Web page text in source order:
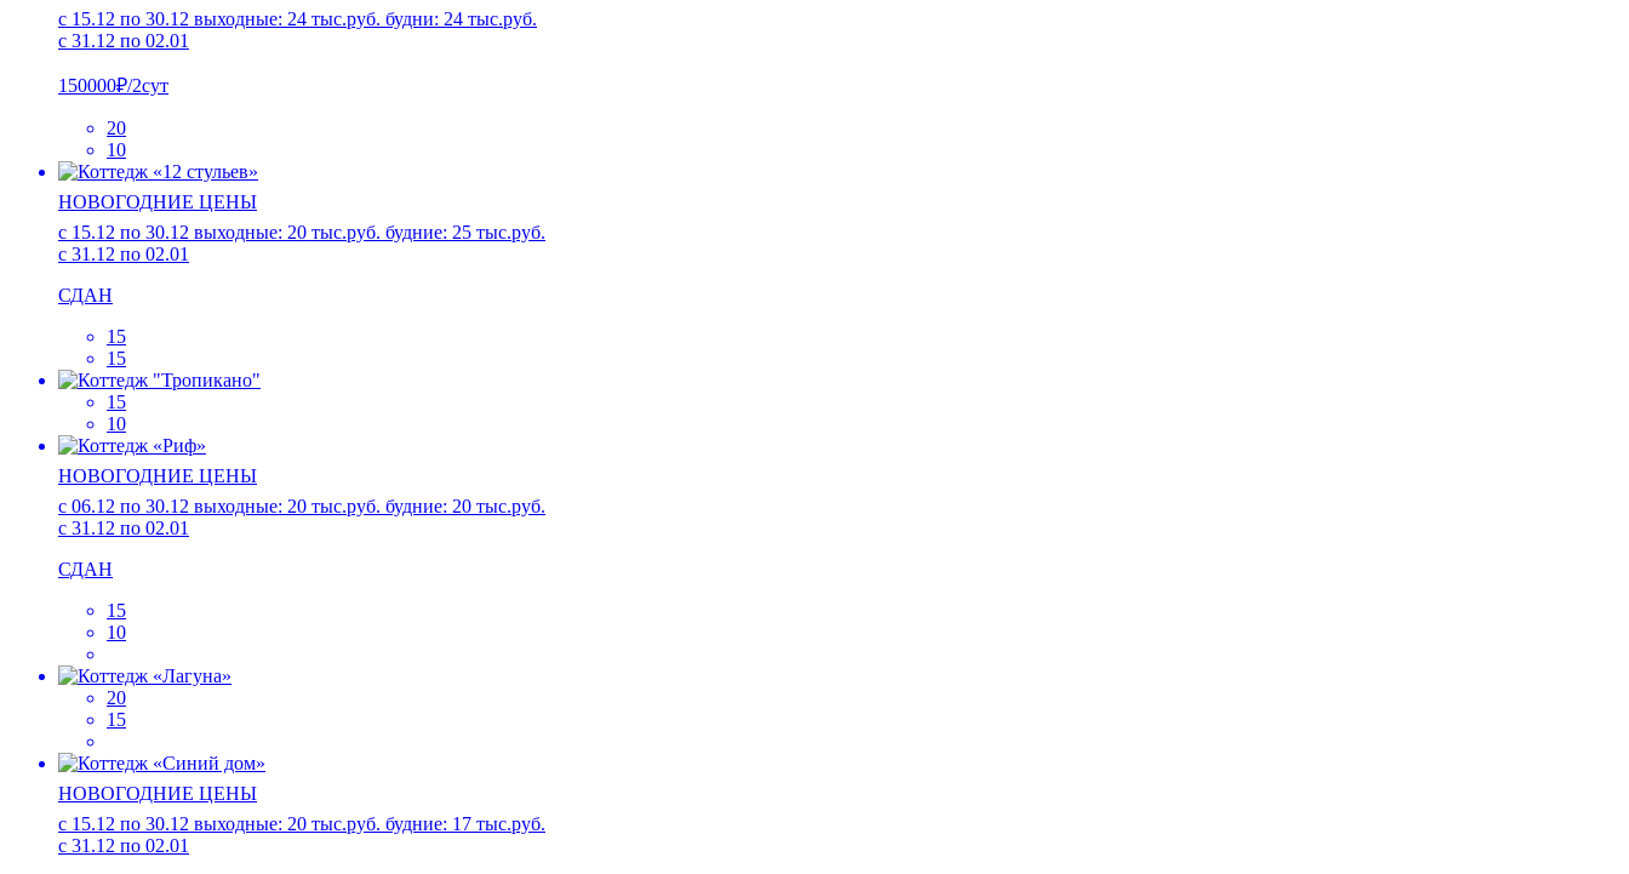
с 15.12 по 30.12 выходные: 24 тыс.руб. будни: 24 тыс.руб.
с 31.12 по 02.01
150000₽/2сут
20
10
НОВОГОДНИЕ ЦЕНЫ
с 15.12 по 30.12 выходные: 20 тыс.руб. будние: 25 тыс.руб.
с 31.12 по 02.01
СДАН
15
15
15
10
НОВОГОДНИЕ ЦЕНЫ
с 06.12 по 30.12 выходные: 20 тыс.руб. будние: 20 тыс.руб.
с 31.12 по 02.01
СДАН
15
10
20
15
НОВОГОДНИЕ ЦЕНЫ
c 15.12 по 30.12 выходные: 20 тыс.руб. будние: 17 тыс.руб.
с 31.12 по 02.01